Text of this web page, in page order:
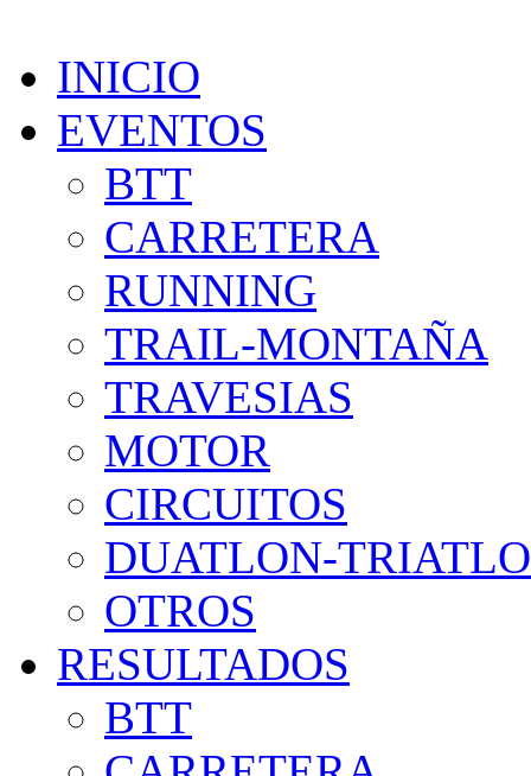
INICIO
EVENTOS
BTT
CARRETERA
RUNNING
TRAIL-MONTAÑA
TRAVESIAS
MOTOR
CIRCUITOS
DUATLON-
OTROS
RESULTADOS
BTT